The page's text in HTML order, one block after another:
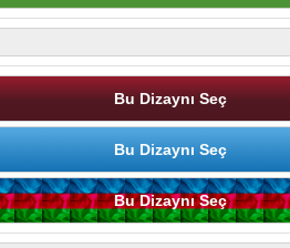
Bu Dizaynı Seç
Bu Dizaynı Seç
Bu Dizaynı Seç